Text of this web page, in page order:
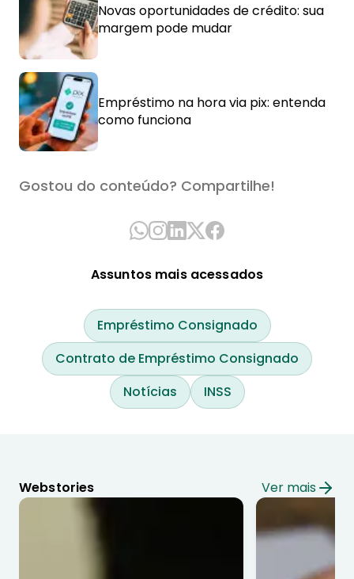
Novas oportunidades de crédito: sua
margem pode mudar
Empréstimo na hora via pix: entenda
como funciona
Gostou do conteúdo? Compartilhe!
Assuntos mais acessados
Empréstimo Consignado
Contrato de Empréstimo Consignado
Notícias
INSS
Webstories Ver mais